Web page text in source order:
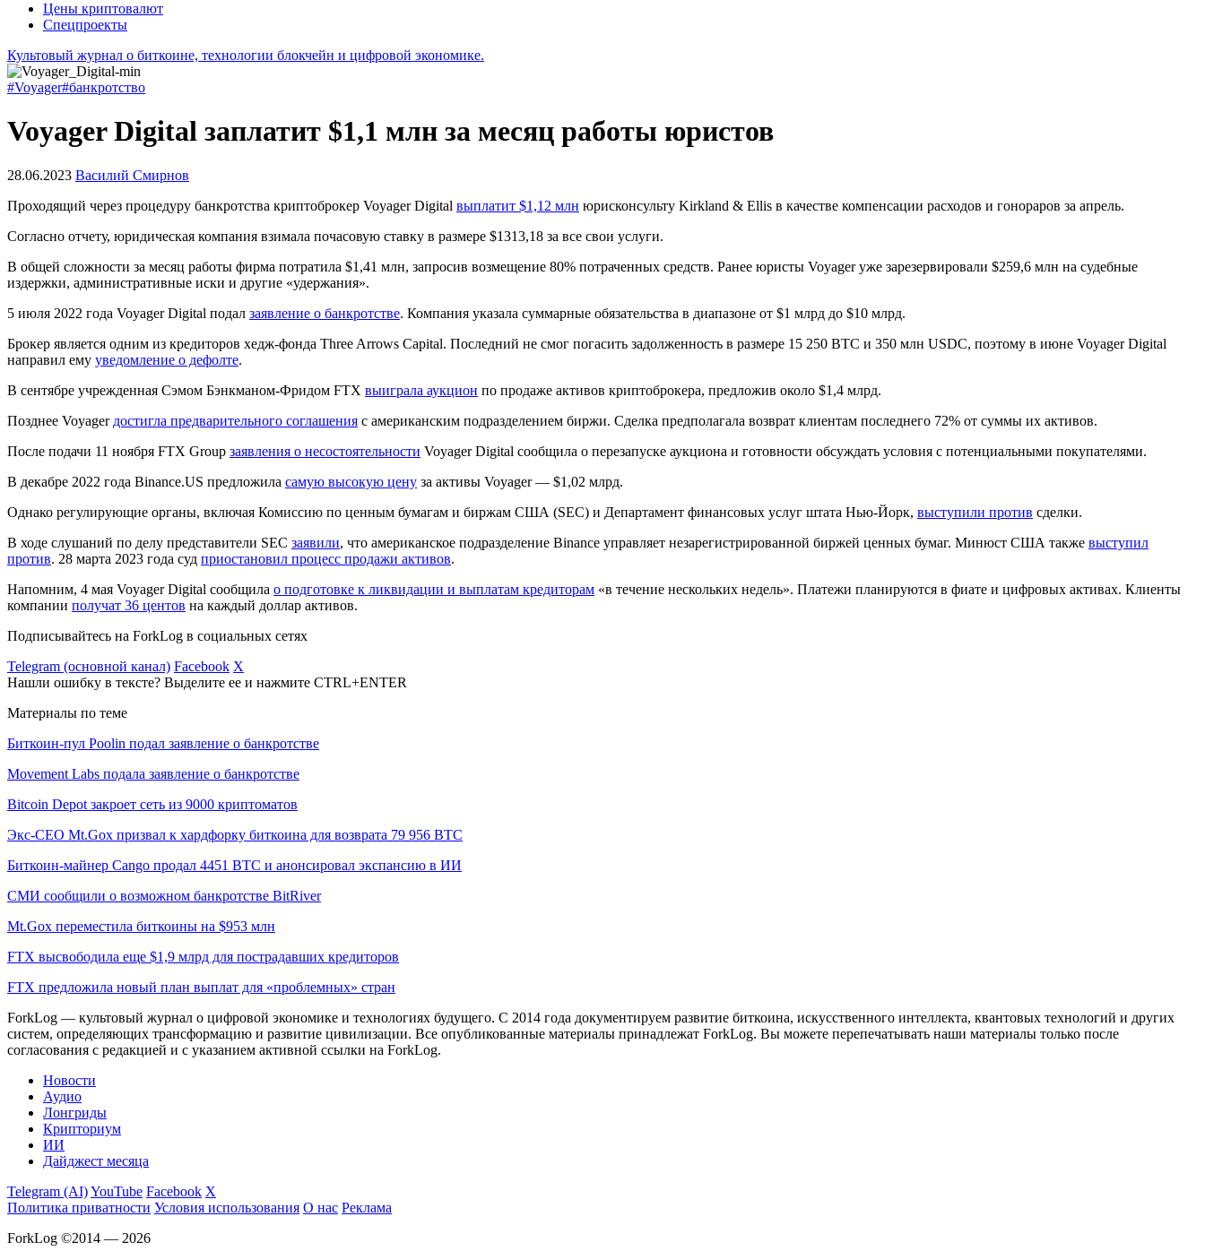
Цены криптовалют
Спецпроекты
Культовый журнал о биткоине, технологии блокчейн и цифровой экономике.
#Voyager#банкротство
Voyager Digital заплатит $1,1 млн за месяц работы юристов
28.06.2023 Василий Смирнов
Проходящий через процедуру банкротства криптоброкер Voyager Digital выплатит $1,12 млн юрисконсульту Kirkland & Ellis в качестве компенсации расходов и гонораров за апрель.
Согласно отчету, юридическая компания взимала почасовую ставку в размере $1313,18 за все свои услуги.
В общей сложности за месяц работы фирма потратила $1,41 млн, запросив возмещение 80% потраченных средств. Ранее юристы Voyager уже зарезервировали $259,6 млн на судебные
издержки, административные иски и другие «удержания».
5 июля 2022 года Voyager Digital подал заявление о банкротстве. Компания указала суммарные обязательства в диапазоне от $1 млрд до $10 млрд.
Брокер является одним из кредиторов хедж-фонда Three Arrows Capital. Последний не смог погасить задолженность в размере 15 250 BTC и 350 млн USDC, поэтому в июне Voyager Digital
направил ему уведомление о дефолте.
В сентябре учрежденная Сэмом Бэнкманом-Фридом FTX выиграла аукцион по продаже активов криптоброкера, предложив около $1,4 млрд.
Позднее Voyager достигла предварительного соглашения с американским подразделением биржи. Сделка предполагала возврат клиентам последнего 72% от суммы их активов.
После подачи 11 ноября FTX Group заявления о несостоятельности Voyager Digital сообщила о перезапуске аукциона и готовности обсуждать условия с потенциальными покупателями.
В декабре 2022 года Binance.US предложила самую высокую цену за активы Voyager — $1,02 млрд.
Однако регулирующие органы, включая Комиссию по ценным бумагам и биржам США (SEC) и Департамент финансовых услуг штата Нью-Йорк, выступили против сделки.
В ходе слушаний по делу представители SEC заявили, что американское подразделение Binance управляет незарегистрированной биржей ценных бумаг. Минюст США также выступил
против. 28 марта 2023 года суд приостановил процесс продажи активов.
Напомним, 4 мая Voyager Digital сообщила о подготовке к ликвидации и выплатам кредиторам «в течение нескольких недель». Платежи планируются в фиате и цифровых активах. Клиенты
компании получат 36 центов на каждый доллар активов.
Подписывайтесь на ForkLog в социальных сетях
Telegram (основной канал) Facebook X
Нашли ошибку в тексте? Выделите ее и нажмите CTRL+ENTER
Материалы по теме
Биткоин-пул Poolin подал заявление о банкротстве
Movement Labs подала заявление о банкротстве
Bitcoin Depot закроет сеть из 9000 криптоматов
Экс-CEO Mt.Gox призвал к хардфорку биткоина для возврата 79 956 BTC
Биткоин-майнер Cango продал 4451 BTC и анонсировал экспансию в ИИ
СМИ сообщили о возможном банкротстве BitRiver
Mt.Gox переместила биткоины на $953 млн
FTX высвободила еще $1,9 млрд для пострадавших кредиторов
FTX предложила новый план выплат для «проблемных» стран
ForkLog — культовый журнал о цифровой экономике и технологиях будущего. С 2014 года документируем развитие биткоина, искусственного интеллекта, квантовых технологий и других
систем, определяющих трансформацию и развитие цивилизации. Все опубликованные материалы принадлежат ForkLog. Вы можете перепечатывать наши материалы только после
согласования с редакцией и с указанием активной ссылки на ForkLog.
Новости
Аудио
Лонгриды
Крипториум
ИИ
Дайджест месяца
Telegram (AI)YouTube Facebook X
Политика приватности Условия использования О нас Реклама
ForkLog ©2014 — 2026